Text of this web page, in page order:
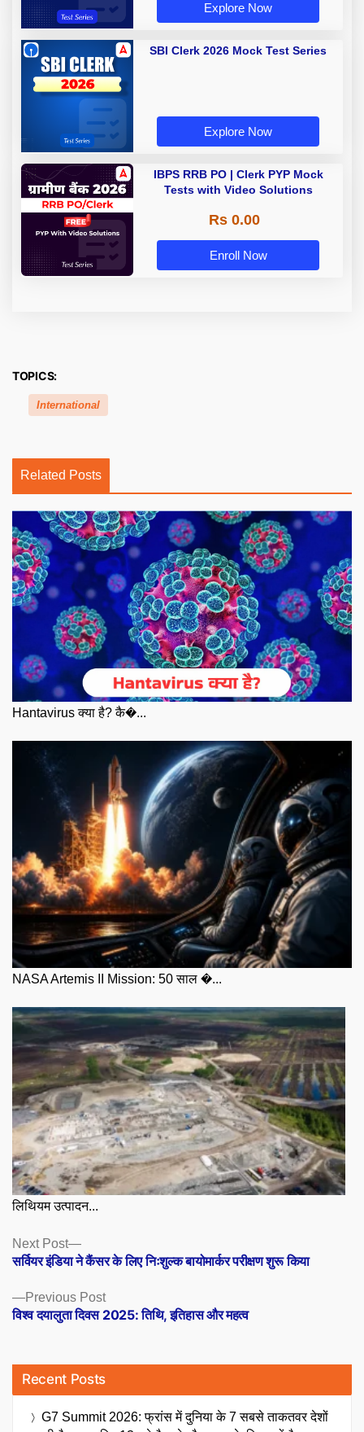
Explore Now
SBI Clerk 2026 Mock Test Series
Explore Now
IBPS RRB PO | Clerk PYP Mock
Tests with Video Solutions
Rs 0.00
Enroll Now
TOPICS:
International
Related Posts
Hantavirus क्या है? कै�...
NASA Artemis II Mission: 50 साल �...
लिथियम उत्पादन...
Posts
navigation
Previous PostPrevious
post:
विश्व दयालुता दिवस 2025: तिथि, इतिहास और महत्व
Next Post
Next
post:
सर्वियर इंडिया ने कैंसर के लिए निःशुल्क बायोमार्कर परीक्षण शुरू किया
Recent Posts
G7 Summit 2026: फ्रांस में दुनिया के 7 सबसे ताकतवर देशों